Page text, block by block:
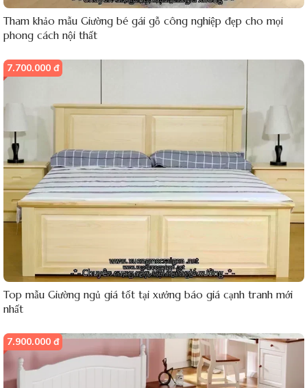
Tham khảo mẫu Giường bé gái gỗ công nghiệp đẹp cho mọi
phong cách nội thất
7.700.000 đ
Top mẫu Giường ngủ giá tốt tại xưởng báo giá cạnh tranh mới
nhất
7.900.000 đ